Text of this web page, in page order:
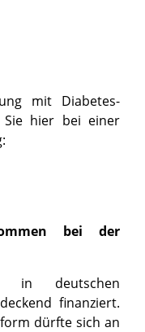
mit Diabetes-
Sie hier bei einer
bei der
in deutschen
finanziert.
dürfte sich an